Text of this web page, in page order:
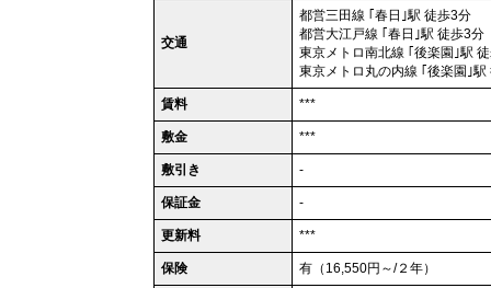
交通
都営三田線 ｢春日｣駅 徒歩3分
都営大江戸線 ｢春日｣駅 徒歩3分
東京メトロ南北線 ｢後楽園｣駅
東京メトロ丸の内線 ｢後楽園｣駅
賃料 ***
敷金 ***
敷引き -
保証金 -
更新料 ***
保険 有（16,550円～/２年）